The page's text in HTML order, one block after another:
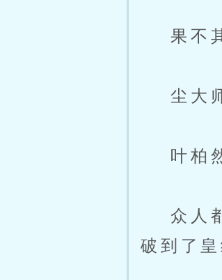
果不其
尘大师
叶柏
众人都
破到了